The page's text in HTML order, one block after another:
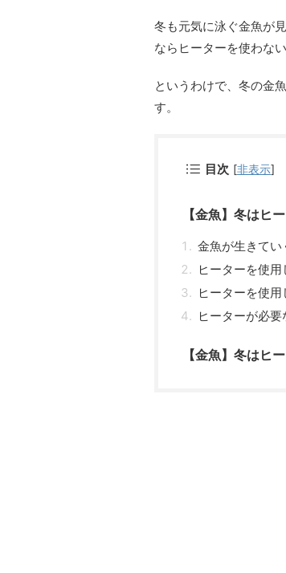
冬も元気に泳ぐ金魚が
ならヒーターを使わな
というわけで、冬の金
す。
目次 [非表示]
【金魚】冬はヒ
金魚が生きてい
ヒーターを使
ヒーターを使
ヒーターが必要
【金魚】冬はヒ